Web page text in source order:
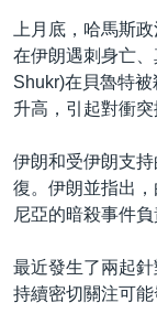
上月底，哈馬斯
在伊朗遇刺身亡
Shukr)在貝魯特
升高，引起對衝
伊朗和受伊朗支
復。伊朗並指出
尼亞的暗殺事件負
最近發生了兩起
持續密切關注可能